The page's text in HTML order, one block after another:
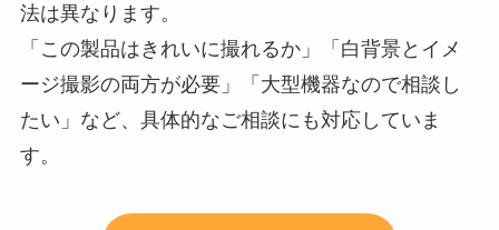
法は異なります。
「この製品はきれいに撮れるか」「白背景とイメ
ージ撮影の両方が必要」「大型機器なので相談し
たい」など、具体的なご相談にも対応していま
す。